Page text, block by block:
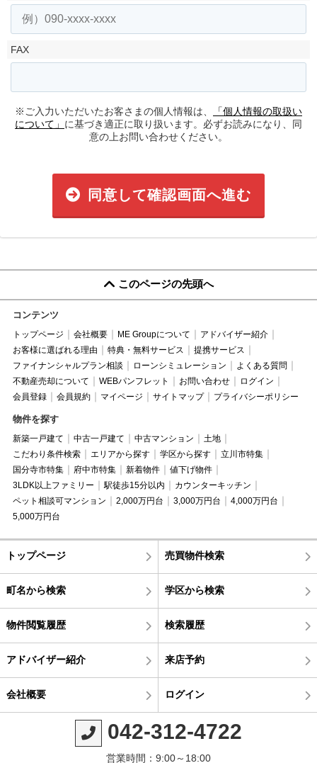
FAX
※ご入力いただいたお客さまの個人情報は、
「個人情報の取扱い
について」 に基づき適正に取り扱います。必ずお読みになり、同
意の上お問い合わせください。
同意して確認画面へ進む
このページの先頭へ
コンテンツ
トップページ 会社概要 ME Groupについて
アドバイザー紹介
お客様に選ばれる理由
特典・無料サービス
提携サービス
ファイナンシャルプラン相談
ローンシミュレーション
よくある質問
不動産売却について
WEBパンフレット お問い合わせ
ログイン
会員登録
会員規約 マイページ サイトマップ プライバシーポリシー
物件を探す
新築一戸建て 中古一戸建て 中古マンション
土地
こだわり条件検索
エリアから探す 学区から探す
立川市特集
国分寺市特集
府中市特集 新着物件
値下げ物件
3LDK以上ファミリー
駅徒歩15分以内
カウンターキッチン
ペット相談可マンション
2,000万円台 3,000万円台
4,000万円台
5,000万円台
トップページ 売買物件検索
町名から検索 学区から検索
物件閲覧履歴 検索履歴
アドバイザー紹介 来店予約
会社概要 ログイン
042-312-4722
営業時間：9:00～18:00